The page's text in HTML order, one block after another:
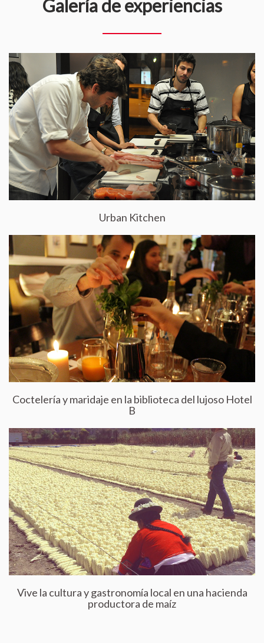
Galería de experiencias
Urban Kitchen
Coctelería y maridaje en la biblioteca del lujoso Hotel
B
Vive la cultura y gastronomía local en una hacienda
productora de maíz